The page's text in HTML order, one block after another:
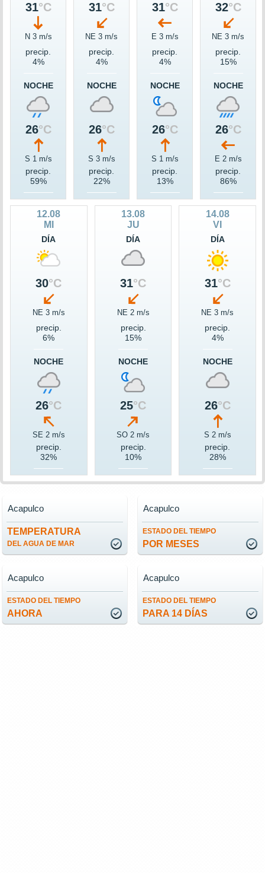
31°C
N 3 m/s
precip.
4%
NOCHE
26°C
S 1 m/s
precip.
59%
31°C
NE 3 m/s
precip.
4%
NOCHE
26°C
S 3 m/s
precip.
22%
31°C
E 3 m/s
precip.
4%
NOCHE
26°C
S 1 m/s
precip.
13%
32°C
NE 3 m/s
precip.
15%
NOCHE
26°C
E 2 m/s
precip.
86%
12.08
MI
DÍA
30°C
NE 3 m/s
precip.
6%
NOCHE
26°C
SE 2 m/s
precip.
32%
13.08
JU
DÍA
31°C
NE 2 m/s
precip.
15%
NOCHE
25°C
SO 2 m/s
precip.
10%
14.08
VI
DÍA
31°C
NE 3 m/s
precip.
4%
NOCHE
26°C
S 2 m/s
precip.
28%
TEMPERATURA
DEL AGUA DE MAR
Acapulco
ESTADO DEL TIEMPO
POR MESES
Acapulco
ESTADO DEL TIEMPO
AHORA
Acapulco
ESTADO DEL TIEMPO
PARA 14 DÍAS
Acapulco